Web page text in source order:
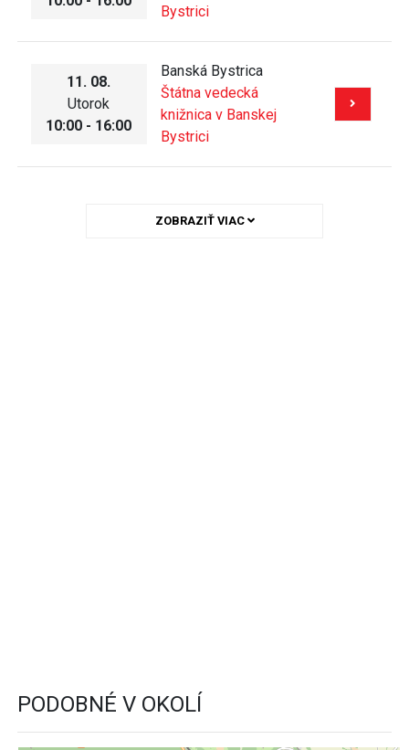
Bystrici
11. 08.
Utorok
10:00 - 16:00
Banská Bystrica
Štátna vedecká
knižnica v Banskej
Bystrici
ZOBRAZIŤ VIAC
PODOBNÉ V OKOLÍ